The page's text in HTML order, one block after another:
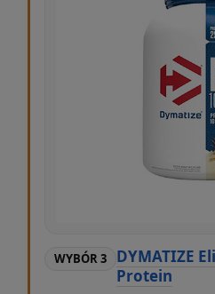
WYBÓR 3
DYMATIZE
Protein